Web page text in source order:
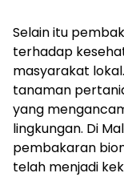
Selain itu
terhadap
masyarakat
tanaman
yang
lingkungan. Di
pembakaran
telah menjadi